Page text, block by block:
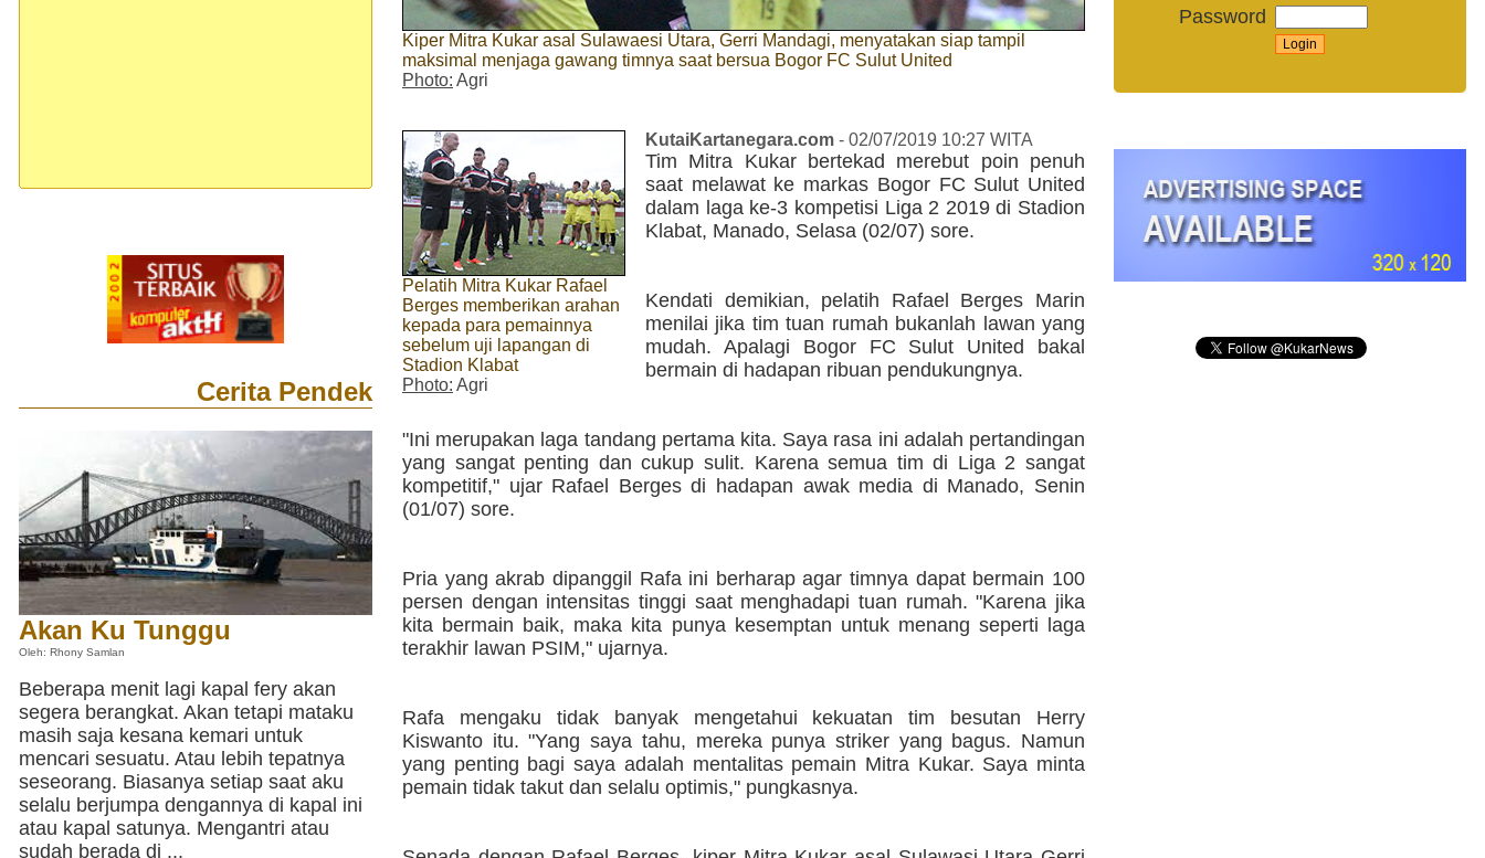
Cerita Pendek
Akan Ku Tunggu
Oleh: Rhony Samlan
Beberapa menit lagi kapal fery akan
segera berangkat. Akan tetapi mataku
masih saja kesana kemari untuk
mencari sesuatu. Atau lebih tepatnya
seseorang. Biasanya setiap saat aku
selalu berjumpa dengannya di kapal ini
atau kapal satunya. Mengantri atau
sudah berada di ...
Kiper Mitra Kukar asal Sulawaesi Utara, Gerri Mandagi, menyatakan siap tampil
maksimal menjaga gawang timnya saat bersua Bogor FC Sulut United
Photo: Agri
Pelatih Mitra Kukar Rafael
Berges memberikan arahan
kepada para pemainnya
sebelum uji lapangan di
Stadion Klabat
Photo: Agri
KutaiKartanegara.com - 02/07/2019 10:27 WITA
Tim Mitra Kukar bertekad merebut poin penuh
saat melawat ke markas Bogor FC Sulut United
dalam laga ke-3 kompetisi Liga 2 2019 di Stadion
Klabat, Manado, Selasa (02/07) sore.
Kendati demikian, pelatih Rafael Berges Marin
menilai jika tim tuan rumah bukanlah lawan yang
mudah. Apalagi Bogor FC Sulut United bakal
bermain di hadapan ribuan pendukungnya.
"Ini merupakan laga tandang pertama kita. Saya rasa ini adalah pertandingan
yang sangat penting dan cukup sulit. Karena semua tim di Liga 2 sangat
kompetitif," ujar Rafael Berges di hadapan awak media di Manado, Senin
(01/07) sore.
Pria yang akrab dipanggil Rafa ini berharap agar timnya dapat bermain 100
persen dengan intensitas tinggi saat menghadapi tuan rumah. "Karena jika
kita bermain baik, maka kita punya kesemptan untuk menang seperti laga
terakhir lawan PSIM," ujarnya.
Rafa mengaku tidak banyak mengetahui kekuatan tim besutan Herry
Kiswanto itu. "Yang saya tahu, mereka punya striker yang bagus. Namun
yang penting bagi saya adalah mentalitas pemain Mitra Kukar. Saya minta
pemain tidak takut dan selalu optimis," pungkasnya.
Password